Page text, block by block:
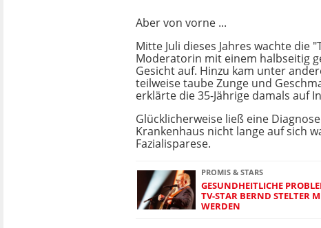
Aber von vorne ...
Mitte Juli dieses Jahres wachte die
Moderatorin mit einem halbseitig
Gesicht auf. Hinzu kam unter
teilweise taube Zunge und
erklärte die 35-Jährige damals auf
Glücklicherweise ließ eine
Krankenhaus nicht lange auf sich
Fazialisparese.
PROMIS & STARS
GESUNDHEITLICHE
TV-STAR BERND STELTER
WERDEN